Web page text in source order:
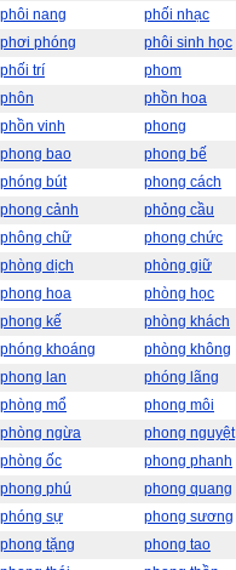
phôi nang
phối nhạc
phơi phóng
phôi sinh học
phối trí
phom
phôn
phồn hoa
phồn vinh
phong
phong bao
phong bế
phóng bút
phong cách
phong cảnh
phỏng cầu
phông chữ
phong chức
phòng dịch
phòng giữ
phong hoa
phòng học
phong kế
phòng khách
phóng khoáng
phòng không
phong lan
phóng lãng
phòng mổ
phong môi
phòng ngừa
phong nguyệt
phòng ốc
phong phanh
phong phú
phong quang
phóng sự
phong sương
phong tặng
phong tao